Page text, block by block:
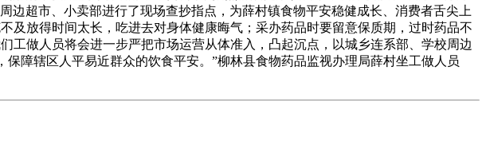
边超市、小卖部进行了现场查抄指点，为薛村镇食物平安稳健成长、消费者舌尖上
及放得时间太长，吃进去对身体健康晦气；采办药品时要留意保质期，过时药品不
做人员将会进一步严把市场运营从体准入，凸起沉点，以城乡连系部、学校周边
障辖区人平易近群众的饮食平安。”柳林县食物药品监视办理局薛村坐工做人员